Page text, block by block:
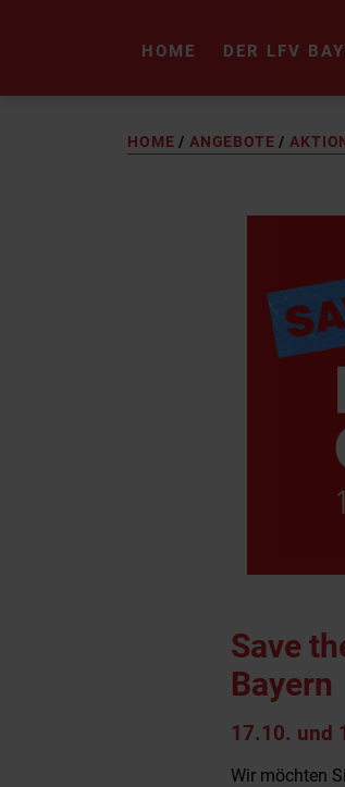
HOME DER LFV
HOME / ANGEBOTE /
Save
Bayern
17.10. und
Wir möchten